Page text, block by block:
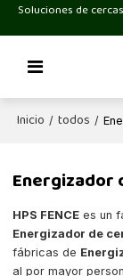
Soluciones de
Inicio / todos /
Energizador
HPS FENCE es un
Energizador de
fábricas de
al por mayor